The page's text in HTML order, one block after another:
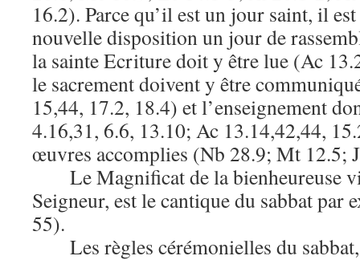
16.2). Parce qu’il est un jour saint, il
nouvelle disposition un jour de
la sainte Ecriture doit y être lue (Ac
le sacrement doivent y être
15,44, 17.2, 18.4) et l’enseignement
4.16,31, 6.6, 13.10; Ac 13.14,42,44,
œuvres accomplies (Nb 28.9; Mt 12.5;
Le Magnificat de la bienheureuse
Seigneur, est le cantique du sabbat par
55).
Les règles cérémonielles du